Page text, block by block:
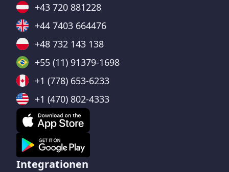
+43 720 881228
+44 7403 664476
+48 732 143 138
+55 (11) 91379-1698
+1 (778) 653-6233
+1 (470) 802-4333
Integrationen